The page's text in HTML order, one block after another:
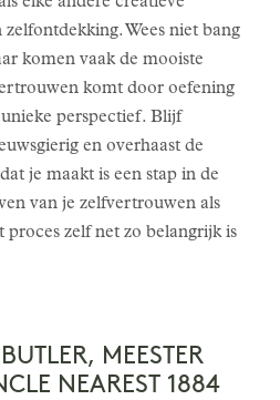
Wees niet bang
komen vaak de mooiste
komt door oefening
perspectief. Blijf
en overhaast de
je maakt is een stap in de
van je zelfvertrouwen als
zelf net zo belangrijk is
MEESTER
NEAREST 1884